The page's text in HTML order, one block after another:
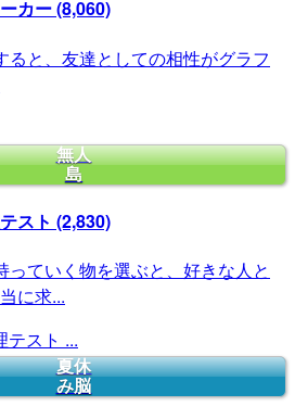
カー(8,060)
ると、友達としての相性がグラフ
無人
島
スト (2,830)
っていく物を選ぶと、好きな人と
に求...
テスト ...
夏休
み脳